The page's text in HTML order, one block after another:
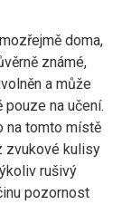
doma,
známé,
a může
na učení.
na tomto místě
zvukové kulisy
rušivý
pozornost